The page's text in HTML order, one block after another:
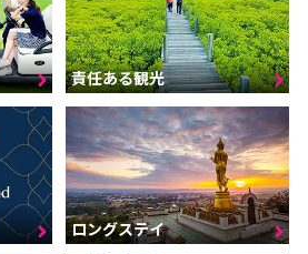
責任ある観光
ロングステイ